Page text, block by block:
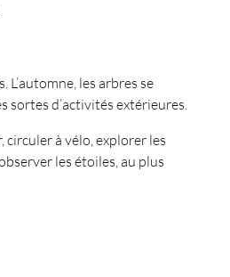
les arbres se
sortes d’activités extérieures.
circuler à vélo, explorer les
les étoiles, au plus